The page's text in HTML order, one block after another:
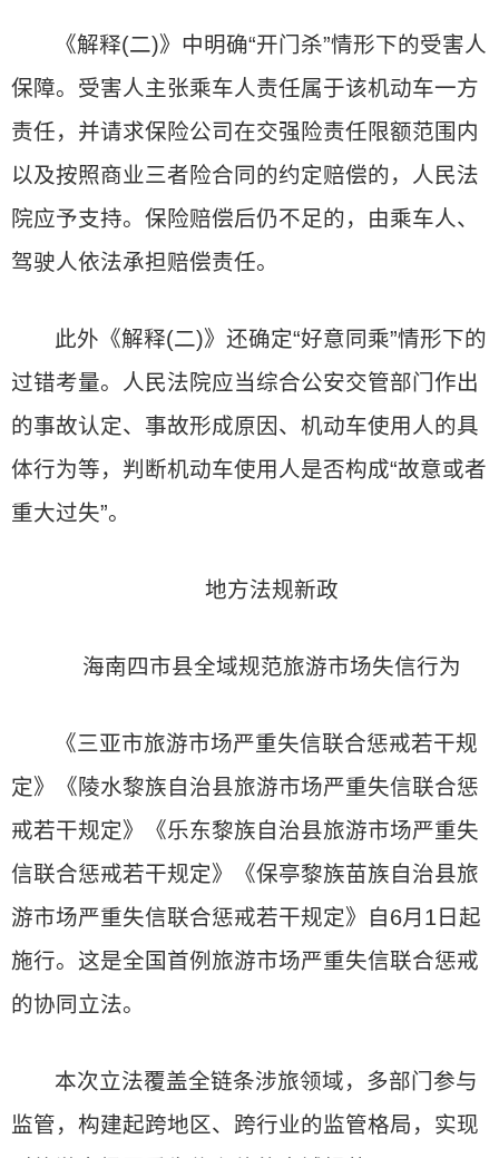
《解释(二)》中明确“开门杀”情形下的受害人
保障。受害人主张乘车人责任属于该机动车一方
责任，并请求保险公司在交强险责任限额范围内
以及按照商业三者险合同的约定赔偿的，人民法
院应予支持。保险赔偿后仍不足的，由乘车人、
驾驶人依法承担赔偿责任。
此外《解释(二)》还确定“好意同乘”情形下的
过错考量。人民法院应当综合公安交管部门作出
的事故认定、事故形成原因、机动车使用人的具
体行为等，判断机动车使用人是否构成“故意或者
重大过失”。
地方法规新政
海南四市县全域规范旅游市场失信行为
《三亚市旅游市场严重失信联合惩戒若干规
定》《陵水黎族自治县旅游市场严重失信联合惩
戒若干规定》《乐东黎族自治县旅游市场严重失
信联合惩戒若干规定》《保亭黎族苗族自治县旅
游市场严重失信联合惩戒若干规定》自6月1日起
施行。这是全国首例旅游市场严重失信联合惩戒
的协同立法。
本次立法覆盖全链条涉旅领域，多部门参与
监管，构建起跨地区、跨行业的监管格局，实现